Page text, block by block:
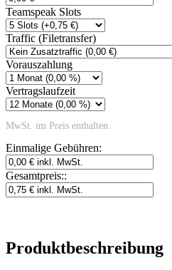
Teamspeak Slots
Traffic (Filetransfer)
Vorauszahlung
Vertragslaufzeit
MwSt. im Preis enthalten.
Einmalige Gebühren:
Gesamtpreis::
Produktbeschreibung